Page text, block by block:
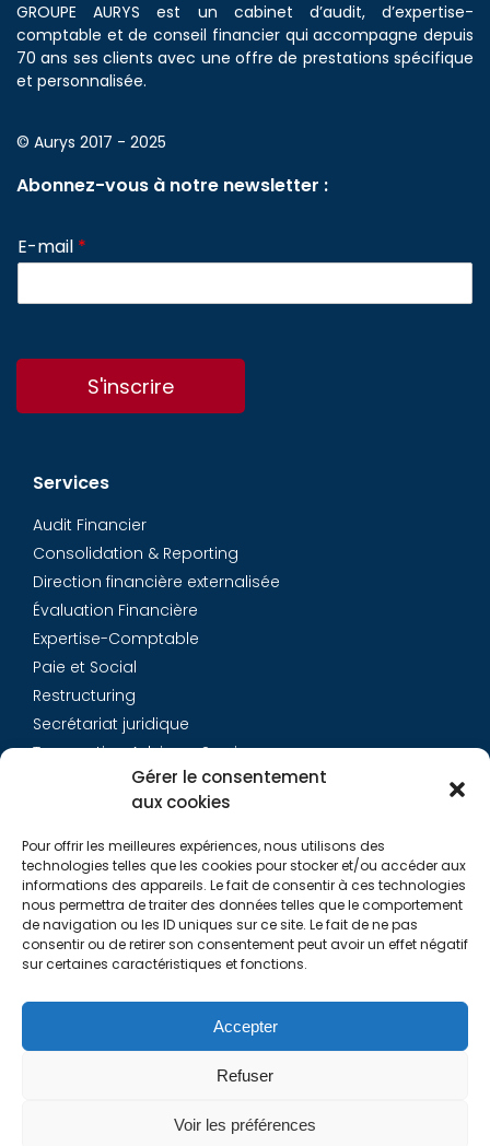
Gérer le consentement
aux cookies
Pour offrir les meilleures expériences, nous utilisons des
technologies telles que les cookies pour stocker et/ou accéder aux
informations des appareils. Le fait de consentir à ces technologies
nous permettra de traiter des données telles que le comportement
de navigation ou les ID uniques sur ce site. Le fait de ne pas
consentir ou de retirer son consentement peut avoir un effet négatif
sur certaines caractéristiques et fonctions.
Accepter
Refuser
Voir les préférences
GROUPE AURYS est un cabinet d’audit, d’expertise-
comptable et de conseil financier qui accompagne depuis
70 ans ses clients avec une offre de prestations spécifique
et personnalisée.
© Aurys 2017 - 2025
Abonnez-vous à notre newsletter :
E-mail *
S'inscrire
Services
Audit Financier
Consolidation & Reporting
Direction financière externalisée
Évaluation Financière
Expertise-Comptable
Paie et Social
Restructuring
Secrétariat juridique
Transaction Advisory Services
Équipe
Carrières
Contact
Liens utiles
Politique de Cookies (EU)